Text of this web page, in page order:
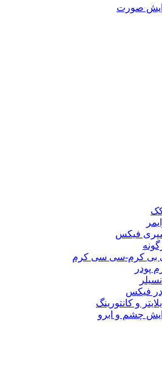
صورت
فیکس
بی کرم-سی سی کرم
پودر
فیکس
و کانتورینگ
چشم و ابرو